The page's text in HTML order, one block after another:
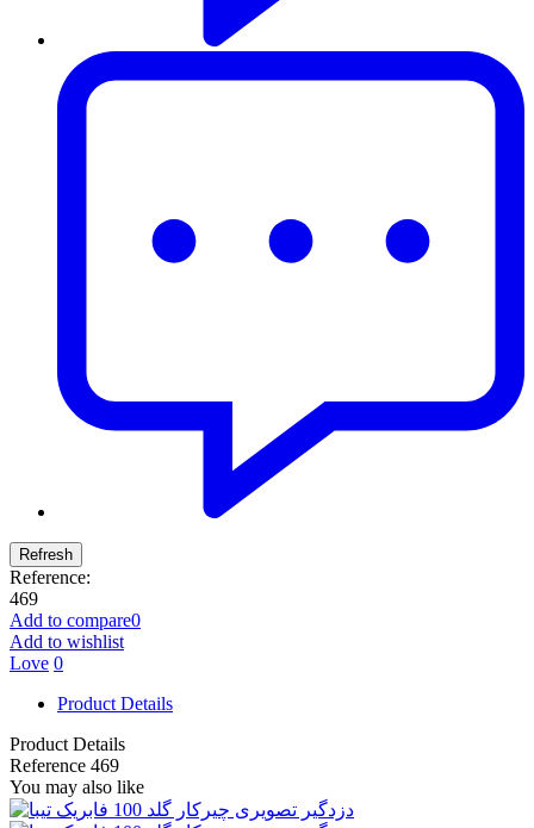
Reference:
469
Add to compare0
Add to wishlist
Love 0
Product Details
Product Details
Reference 469
You may also like